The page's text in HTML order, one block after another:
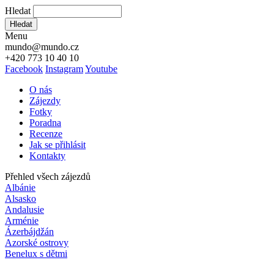
Hledat
Hledat
Menu
mundo@mundo.cz
+420 773 10 40 10
Facebook InstagramYoutube
O nás
Zájezdy
Fotky
Poradna
Recenze
Jak se přihlásit
Kontakty
Přehled všech zájezdů
Albánie
Alsasko
Andalusie
Arménie
Ázerbájdžán
Azorské ostrovy
Benelux s dětmi